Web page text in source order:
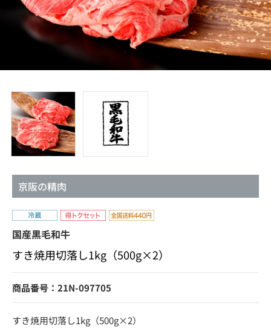
京阪の精肉
国産黒毛和牛
すき焼用切落し1kg（500g×2）
商品番号：21N-097705
すき焼用切落し1kg（500g×2）